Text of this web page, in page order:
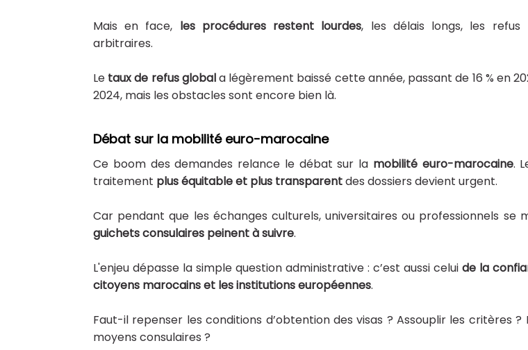
Mais en face, les procédures restent lourdes, les délais longs, les refus
arbitraires.
Le taux de refus globala légèrement baissé cette année, passant de 16 % en
2024, mais les obstacles sont encore bien là.
Débat sur la mobilité euro-marocaine
Ce boom des demandes relance le débat sur la mobilité euro-marocaine.
traitement plus équitable et plus transparentdes dossiers devient urgent.
Car pendant que les échanges culturels, universitaires ou professionnels se
guichets consulaires peinent à suivre.
L'enjeu dépasse la simple question administrative : c’est aussi celui de la
citoyens marocains et les institutions européennes.
Faut-il repenser les conditions d’obtention des visas ? Assouplir les critères ?
moyens consulaires ?